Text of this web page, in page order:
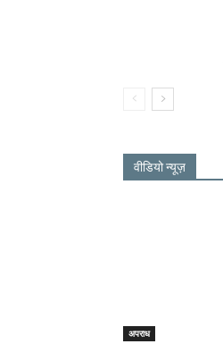
वीडियो न्यूज़
अपराध